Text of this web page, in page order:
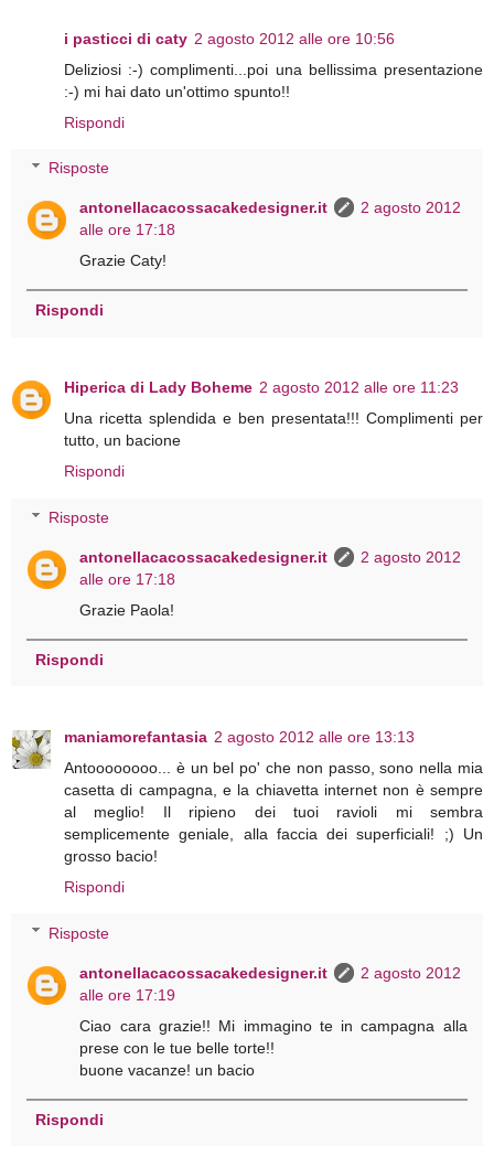
i pasticci di caty 2 agosto 2012 alle ore 10:56
Deliziosi :-) complimenti...poi una bellissima presentazione
:-) mi hai dato un'ottimo spunto!!
Rispondi
Risposte
antonellacacossacakedesigner.it
2 agosto 2012
alle ore 17:18
Grazie Caty!
Rispondi
Hiperica di Lady Boheme 2 agosto 2012 alle ore 11:23
Una ricetta splendida e ben presentata!!! Complimenti per
tutto, un bacione
Rispondi
Risposte
antonellacacossacakedesigner.it
2 agosto 2012
alle ore 17:18
Grazie Paola!
Rispondi
maniamorefantasia 2 agosto 2012 alle ore 13:13
Antoooooooo... è un bel po' che non passo, sono nella mia
casetta di campagna, e la chiavetta internet non è sempre
al meglio! Il ripieno dei tuoi ravioli mi sembra
semplicemente geniale, alla faccia dei superficiali! ;) Un
grosso bacio!
Rispondi
Risposte
antonellacacossacakedesigner.it
2 agosto 2012
alle ore 17:19
Ciao cara grazie!! Mi immagino te in campagna alla
prese con le tue belle torte!!
buone vacanze! un bacio
Rispondi